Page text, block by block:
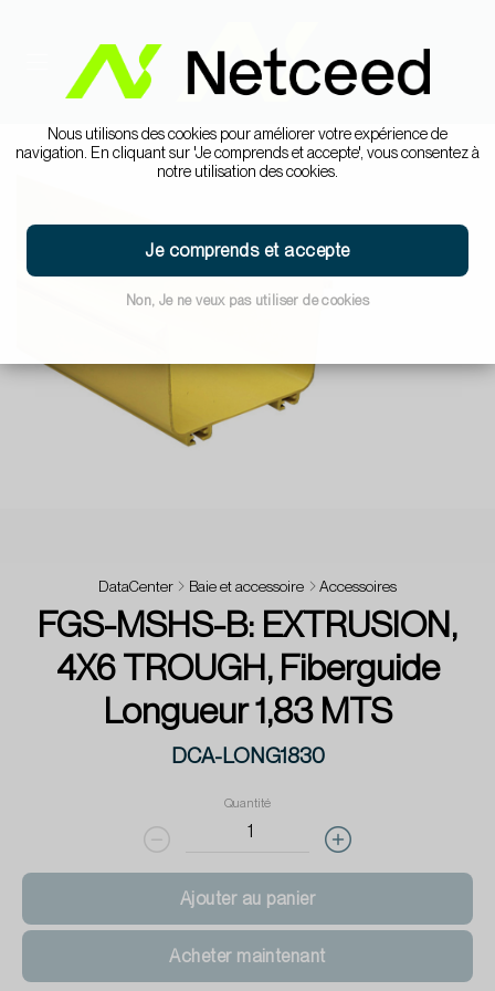
Nous utilisons des cookies pour améliorer votre expérience de
navigation. En cliquant sur 'Je comprends et accepte', vous consentez à
notre utilisation des cookies.
Je comprends et accepte
Non, Je ne veux pas utiliser de cookies
DataCenter Baie et accessoire Accessoires
FGS-MSHS-B: EXTRUSION,
4X6 TROUGH, Fiberguide
Longueur 1,83 MTS
DCA-LONG1830
Quantité
Ajouter au panier
Acheter maintenant